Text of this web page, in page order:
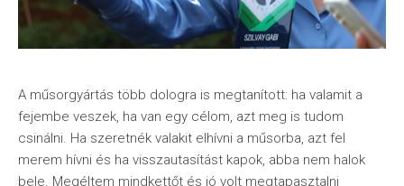
A műsorgyártás több dologra is megtanított: ha valamit a
fejembe veszek, ha van egy célom, azt meg is tudom
csinálni. Ha szeretnék valakit elhívni a műsorba, azt fel
merem hívni és ha visszautasítást kapok, abba nem halok
bele. Megéltem mindkettőt és jó volt megtapasztalni